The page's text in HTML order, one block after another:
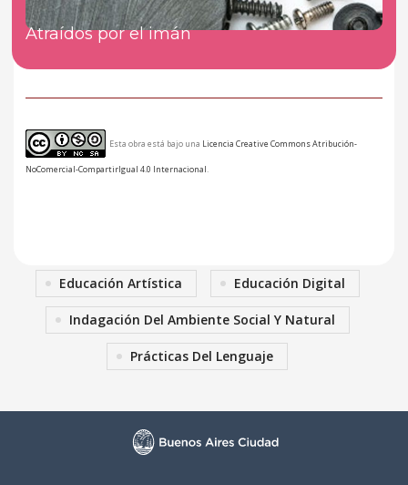
Atraídos por el imán
Esta obra está bajo una Licencia Creative Commons Atribución-
NoComercial-CompartirIgual 4.0 Internacional.
Educación Artística Educación Digital
Indagación Del Ambiente Social Y Natural
Prácticas Del Lenguaje